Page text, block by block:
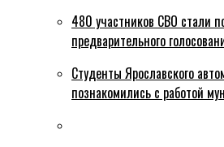
480 участников СВО стали
предварительного
Студенты Ярославского
познакомились с работой